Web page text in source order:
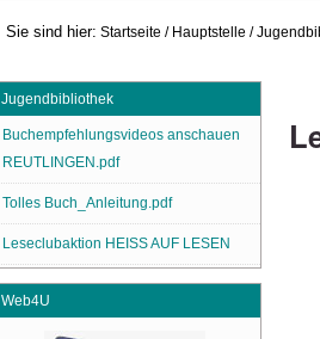
Sie sind hier: Startseite / Hauptstelle /
Jugendbibliothek
Buchempfehlungsvideos anschauen
REUTLINGEN.pdf
Tolles Buch_Anleitung.pdf
Leseclubaktion HEISS AUF LESEN
Web4U